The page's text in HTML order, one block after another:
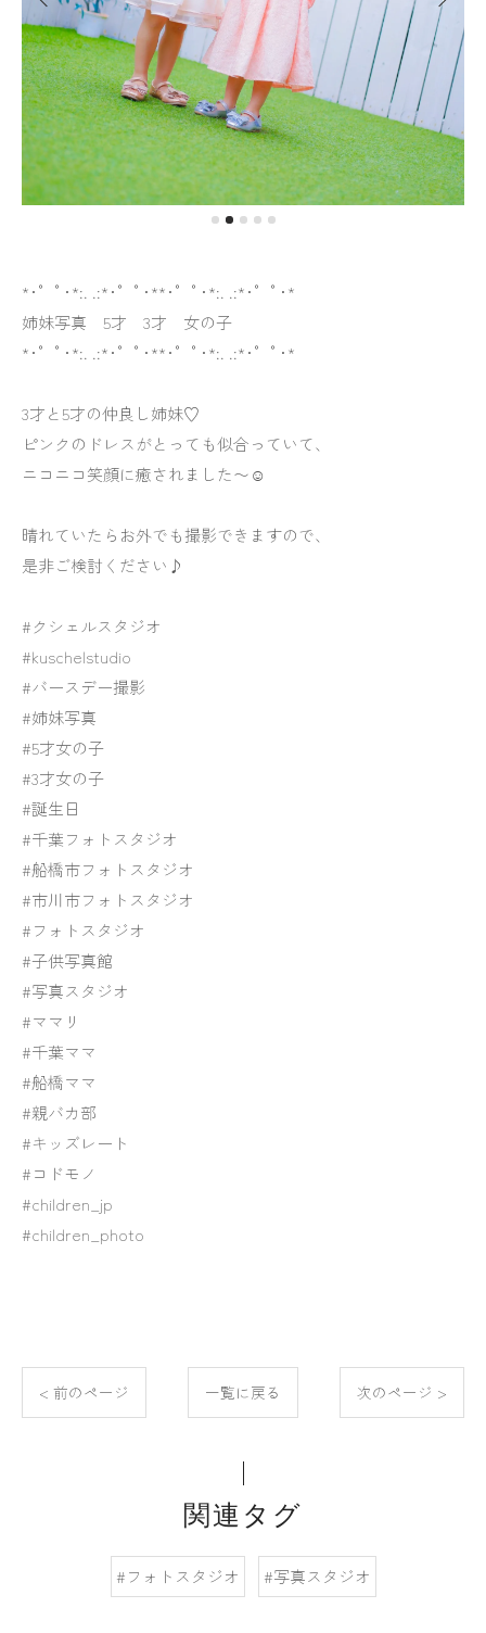
*･゜ﾟ･*:. .:*･゜ﾟ･**･゜ﾟ･*:. .:*･゜ﾟ･*
姉妹写真 5才 3才 女の子
*･゜ﾟ･*:. .:*･゜ﾟ･**･゜ﾟ･*:. .:*･゜ﾟ･*
3才と5才の仲良し姉妹♡
ピンクのドレスがとっても似合っていて、
ニコニコ笑顔に癒されました〜☺︎
晴れていたらお外でも撮影できますので、
是非ご検討ください♪
#クシェルスタジオ
#kuschelstudio
#バースデー撮影
#姉妹写真
#5才女の子
#3才女の子
#誕生日
#千葉フォトスタジオ
#船橋市フォトスタジオ
#市川市フォトスタジオ
#フォトスタジオ
#子供写真館
#写真スタジオ
#ママリ
#千葉ママ
#船橋ママ
#親バカ部
#キッズレート
#コドモノ
#children_jp
#children_photo
< 前のページ 一覧に戻る 次のページ >
関連タグ
#フォトスタジオ #写真スタジオ